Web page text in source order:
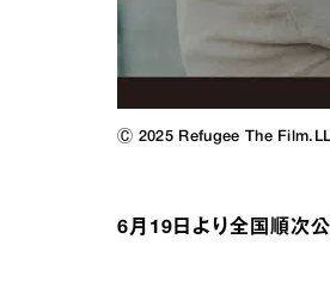
Ⓒ 2025 Refugee The
6月19日より全国順次公